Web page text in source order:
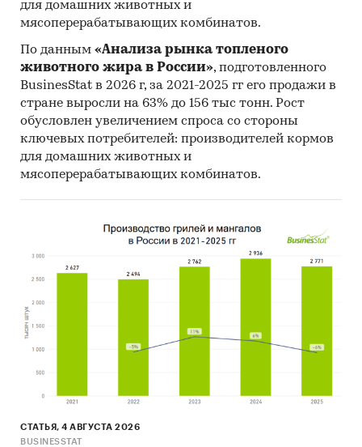
для домашних животных и
мясоперерабатывающих комбинатов.
По данным «Анализа рынка топленого
животного жира в России», подготовленного
BusinesStat в 2026 г, за 2021-2025 гг его продажи в
стране выросли на 63% до 156 тыс тонн. Рост
обусловлен увеличением спроса со стороны
ключевых потребителей: производителей кормов
для домашних животных и
мясоперерабатывающих комбинатов.
СТАТЬЯ, 4 АВГУСТА 2026
BUSINESSTAT